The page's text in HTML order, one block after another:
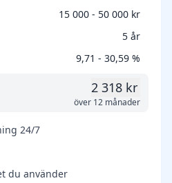
15 000 - 50 000 kr
5 år
9,71 - 30,59 %
2 318 kr
över 12 månader
24/7
du använder